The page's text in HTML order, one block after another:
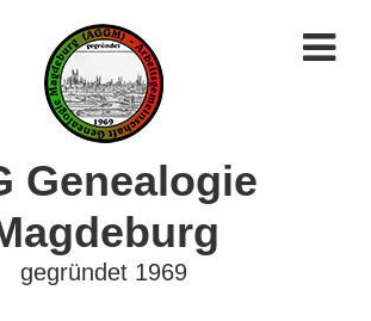
Genealogie
gegründet 1969